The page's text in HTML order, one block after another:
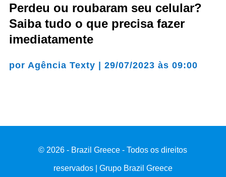
Perdeu ou roubaram seu celular?
Saiba tudo o que precisa fazer
imediatamente
por Agência Texty | 29/07/2023 às 09:00
© 2026 - Brazil Greece - Todos os direitos
reservados | Grupo Brazil Greece